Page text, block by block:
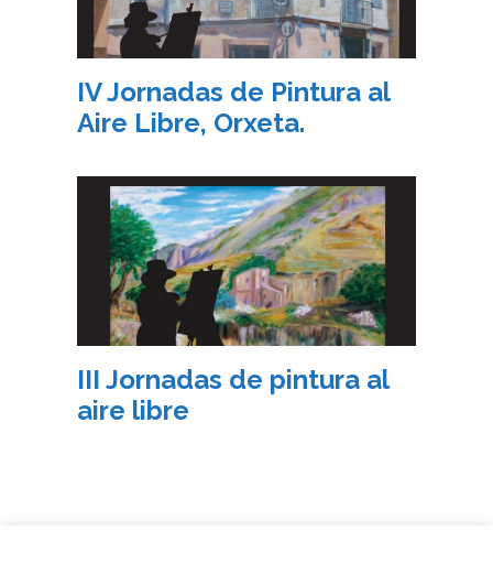
IV Jornadas de Pintura al
Aire Libre, Orxeta.
III Jornadas de pintura al
aire libre